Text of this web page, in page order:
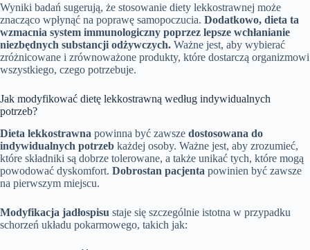
Wyniki badań sugerują, że stosowanie diety lekkostrawnej może
znacząco wpłynąć na poprawę samopoczucia. Dodatkowo, dieta ta
wzmacnia system immunologiczny poprzez lepsze wchłanianie
niezbędnych substancji odżywczych. Ważne jest, aby wybierać
zróżnicowane i zrównoważone produkty, które dostarczą organizmowi
wszystkiego, czego potrzebuje.
Jak modyfikować dietę lekkostrawną według indywidualnych
potrzeb?
Dieta lekkostrawna powinna być zawsze dostosowana do
indywidualnych potrzeb każdej osoby. Ważne jest, aby zrozumieć,
które składniki są dobrze tolerowane, a także unikać tych, które mogą
powodować dyskomfort. Dobrostan pacjenta powinien być zawsze
na pierwszym miejscu.
Modyfikacja jadłospisu staje się szczególnie istotna w przypadku
schorzeń układu pokarmowego, takich jak: